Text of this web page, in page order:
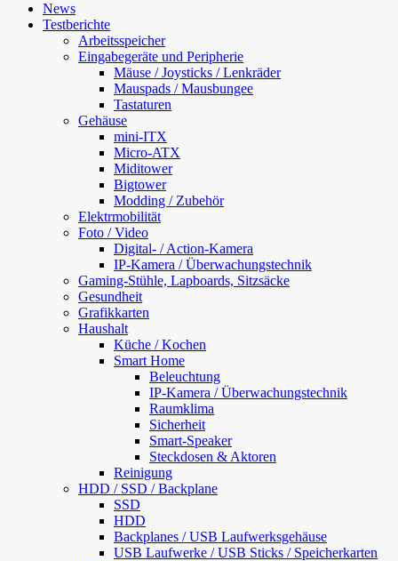
News
Testberichte
Arbeitsspeicher
Eingabegeräte und Peripherie
Mäuse / Joysticks / Lenkräder
Mauspads / Mausbungee
Tastaturen
Gehäuse
mini-ITX
Micro-ATX
Miditower
Bigtower
Modding / Zubehör
Elektrmobilität
Foto / Video
Digital- / Action-Kamera
IP-Kamera / Überwachungstechnik
Gaming-Stühle, Lapboards, Sitzsäcke
Gesundheit
Grafikkarten
Haushalt
Küche / Kochen
Smart Home
Beleuchtung
IP-Kamera / Überwachungstechnik
Raumklima
Sicherheit
Smart-Speaker
Steckdosen & Aktoren
Reinigung
HDD / SSD / Backplane
SSD
HDD
Backplanes / USB Laufwerksgehäuse
USB Laufwerke / USB Sticks / Speicherkarten